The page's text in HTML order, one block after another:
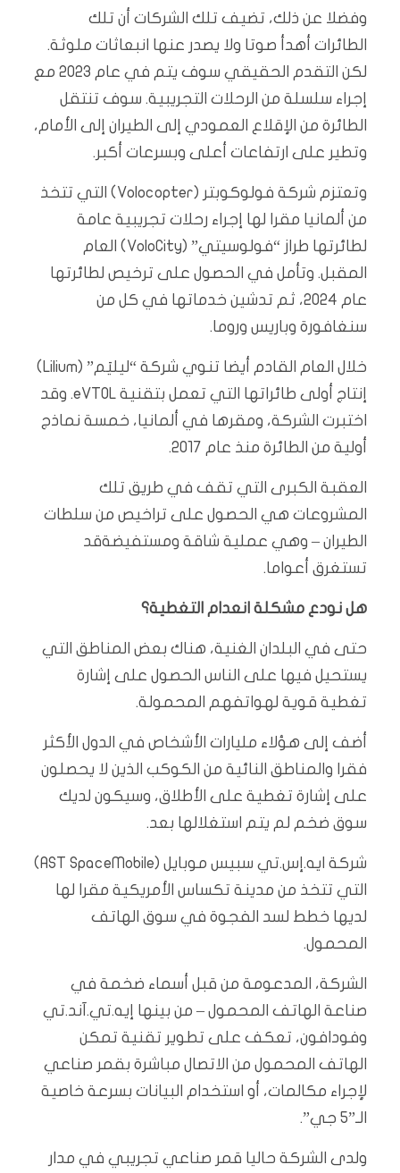
وفضلا عن ذلك، تضيف تلك الشركات أن تلك
الطائرات أهدأ صوتا ولا يصدر عنها انبعاثات ملوثة.
لكن التقدم الحقيقي سوف يتم في عام 2023 مع
إجراء سلسلة من الرحلات التجريبية. سوف تنتقل
الطائرة من الإقلاع العمودي إلى الطيران إلى الأمام،
وتطير على ارتفاعات أعلى وبسرعات أكبر.
وتعتزم شركة فولوكوبتر (Volocopter) التي تتخذ
من ألمانيا مقرا لها إجراء رحلات تجريبية عامة
لطائرتها طراز “فولوسيتي” (VoloCity) العام
المقبل. وتأمل في الحصول على ترخيص لطائرتها
عام 2024، ثم تدشين خدماتها في كل من
سنغافورة وباريس وروما.
خلال العام القادم أيضا تنوي شركة “ليليَم” (Lilium)
إنتاج أولى طائراتها التي تعمل بتقنية eVTOL. وقد
اختبرت الشركة، ومقرها في ألمانيا، خمسة نماذج
أولية من الطائرة منذ عام 2017.
العقبة الكبرى التي تقف في طريق تلك
المشروعات هي الحصول على تراخيص من سلطات
الطيران – وهي عملية شاقة ومستفيضةقد
تستغرق أعواما.
هل نودع مشكلة انعدام التغطية؟
حتى في البلدان الغنية، هناك بعض المناطق التي
يستحيل فيها على الناس الحصول على إشارة
تغطية قوية لهواتفهم المحمولة.
أضف إلى هؤلاء مليارات الأشخاص في الدول الأكثر
فقرا والمناطق النائية من الكوكب الذين لا يحصلون
على إشارة تغطية على الأطلاق، وسيكون لديك
سوق ضخم لم يتم استغلالها بعد.
شركة ايه.إس.تي سبيس موبايل (AST SpaceMobile)
التي تتخذ من مدينة تكساس الأمريكية مقرا لها
لديها خطط لسد الفجوة في سوق الهاتف
المحمول.
الشركة، المدعومة من قبل أسماء ضخمة في
صناعة الهاتف المحمول – من بينها إيه.تي.آند.تي
وفودافون، تعكف على تطوير تقنية تمكن
الهاتف المحمول من الاتصال مباشرة بقمر صناعي
لإجراء مكالمات، أو استخدام البيانات بسرعة خاصية
الـ”5 جي”.
ولدى الشركة حاليا قمر صناعي تجريبي في مدار